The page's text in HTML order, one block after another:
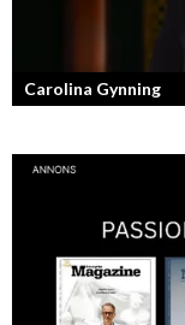
Carolina Gynning
Under ytan av en